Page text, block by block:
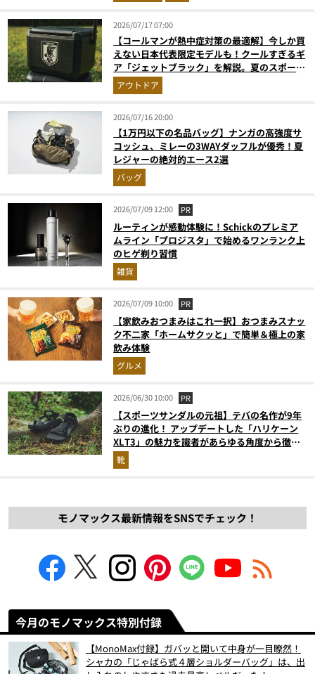
2026/07/17 07:00
【コールマンが熱中症対策の最適解】今しか買
えない日本代表限定モデルも！クールすぎるギ
ア「ジェットブラック」を解説。夏のスポーツ
応援＆レジャーの強い味方
アウトドア
2026/07/16 20:00
【1万円以下の名品バッグ】ナンガの高強度サ
コッシュ、ミレーの3WAYダッフルが優秀！夏
レジャーの絶対的エース2選
バッグ
2026/07/09 12:00 PR
ルーティンが感動体験に！Schickのプレミア
ムライン「プロジスタ」で始めるワンランク上
のヒゲ剃り習慣
雑貨
2026/07/09 10:00 PR
【家飲みおつまみはこれ一択】おつまみスナッ
ク不二家「ホームサクッと」で簡単＆極上の家
飲み体験
グルメ
2026/06/30 10:00 PR
【スポーツサンダルの元祖】テバの名作が9年
ぶりの進化！ アップデートした「ハリケーン
XLT3」の魅力を識者があらゆる角度から徹底
解説！
靴
モノマックス最新情報をSNSでチェック！
今月のモノマックス特別付録
【MonoMax付録】ガバッと開いて中身が一目瞭然！
シャカの「じゃばら式４層ショルダーバッグ」は、出